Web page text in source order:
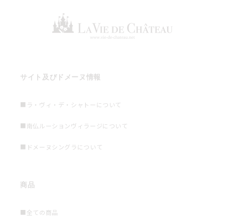
サイト及びドメーヌ情報
■ラ・ヴィ・デ・シャトーについて
■南仏ルーションヴィラージについて
■ドメーヌシングラについて
商品
■全ての商品